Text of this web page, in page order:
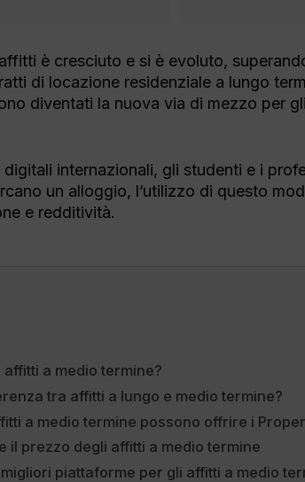
è cresciuto e si è evoluto,
di locazione residenziale a lungo
diventati la nuova via di mezzo per
internazionali, gli studenti e i
un alloggio, l’utilizzo di questo
e redditività.
affitti a medio termine?
tra affitti a lungo e medio termine?
a medio termine possono offrire i
il prezzo degli affitti a medio termine
piattaforme per gli affitti a medio